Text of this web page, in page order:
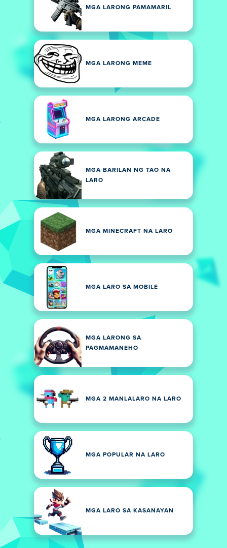
MGA LARONG PAMAMARIL
MGA LARONG MEME
MGA LARONG ARCADE
MGA BARILAN NG TAO NA
LARO
MGA MINECRAFT NA LARO
MGA LARO SA MOBILE
MGA LARONG SA
PAGMAMANEHO
MGA 2 MANLALARO NA LARO
MGA POPULAR NA LARO
MGA LARO SA KASANAYAN